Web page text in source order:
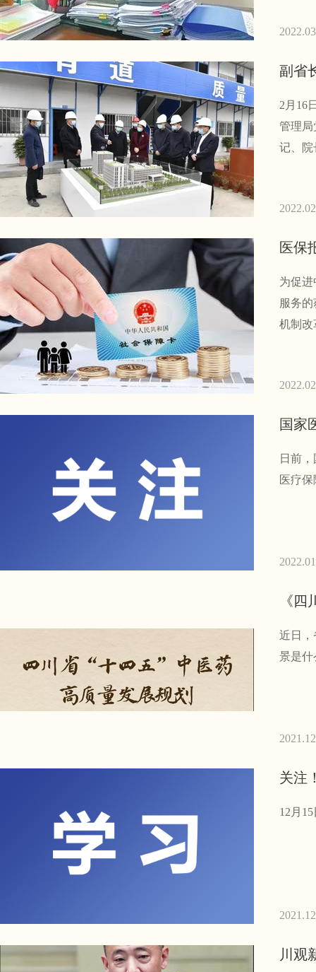
副省
2月16
管理局
记、院
医保
为促
服务
机制改
国家
日前
医疗
《
近日，
景是什
关注
12月